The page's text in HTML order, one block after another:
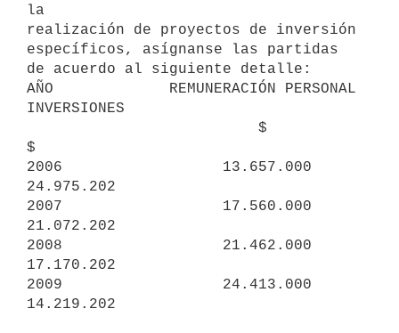
la
realización de proyectos de inversión
específicos, asígnanse las partidas
de acuerdo al siguiente detalle:
AÑO             REMUNERACIÓN PERSONAL
INVERSIONES
$
2006                  13.657.000
24.975.202
2007                  17.560.000
21.072.202
2008                  21.462.000
17.170.202
2009                  24.413.000
14.219.202